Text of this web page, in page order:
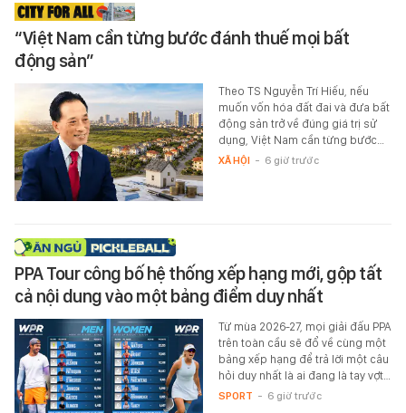
“Việt Nam cần từng bước đánh thuế mọi bất
động sản”
Theo TS Nguyễn Trí Hiếu, nếu
muốn vốn hóa đất đai và đưa bất
động sản trở về đúng giá trị sử
dụng, Việt Nam cần từng bước…
XÃ HỘI - 6 giờ trước
PPA Tour công bố hệ thống xếp hạng mới, gộp tất
cả nội dung vào một bảng điểm duy nhất
Từ mùa 2026-27, mọi giải đấu PPA
trên toàn cầu sẽ đổ về cùng một
bảng xếp hạng để trả lời một câu
hỏi duy nhất là ai đang là tay vợt…
SPORT - 6 giờ trước